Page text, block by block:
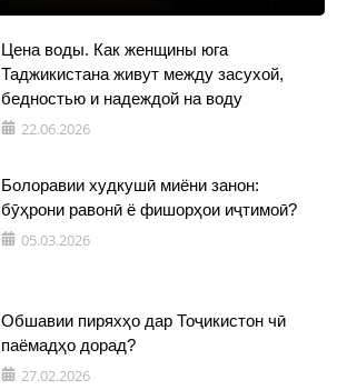
Цена воды. Как женщины юга
Таджикистана живут между засухой,
бедностью и надеждой на воду
22.06.2026
Болоравии худкушӣ миёни занон:
бӯҳрони равонӣ ё фишорҳои иҷтимоӣ?
05.03.2026
Обшавии пиряхҳо дар Тоҷикистон чӣ
паёмадҳо дорад?
27.02.2026